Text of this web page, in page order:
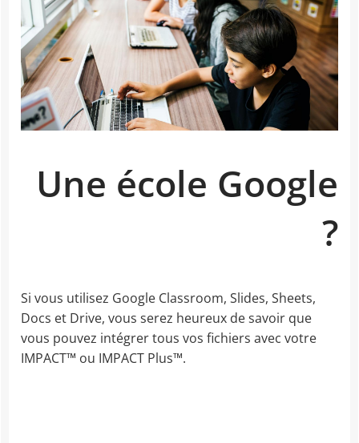
Une école Google
?
Si vous utilisez Google Classroom, Slides, Sheets,
Docs et Drive, vous serez heureux de savoir que
vous pouvez intégrer tous vos fichiers avec votre
IMPACT™ ou IMPACT Plus™.